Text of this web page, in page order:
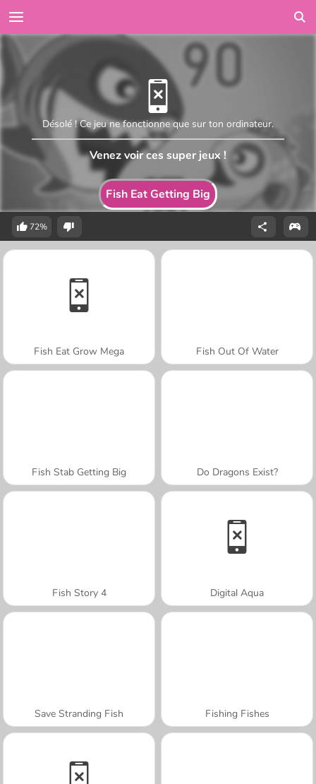
Fish Eat Getting Big
Désolé ! Ce jeu ne fonctionne que sur ton ordinateur.
Venez voir ces super jeux !
72%
Fish Eat Grow Mega Fish Out Of Water
Fish Stab Getting Big Do Dragons Exist?
Fish Story 4 Digital Aqua
Save Stranding Fish Fishing Fishes